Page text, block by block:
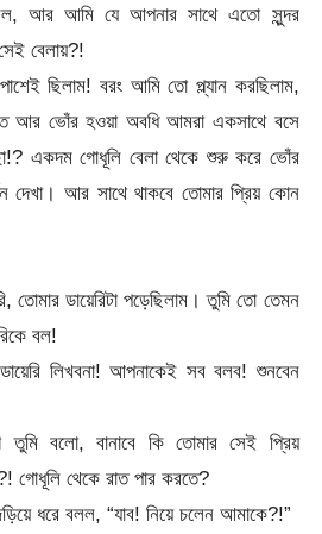
আর আমি যে আপনার সাথে এতো সুন্দর
বেলায়?!
ছিলাম! বরং আমি তো প্ল্যান করছিলাম,
আর ভোঁর হওয়া অবধি আমরা একসাথে বসে
একদম গোধূলি বেলা থেকে শুরু করে ভোঁর
দেখা। আর সাথে থাকবে তোমার প্রিয় কোন
তোমার ডায়েরিটা পড়েছিলাম। তুমি তো তেমন
বল!
লিখবনা! আপনাকেই সব বলব! শুনবেন
বলো, বানাবে কি তোমার সেই প্রিয়
গোধূলি থেকে রাত পার করতে?
ধরে বলল, “যাব! নিয়ে চলেন আমাকে?!”